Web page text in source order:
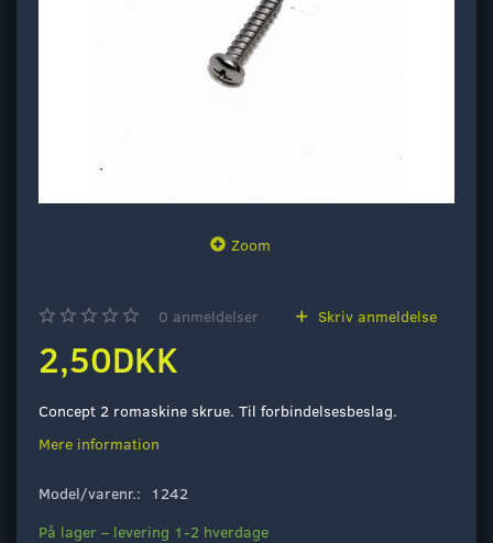
Zoom
0 anmeldelser Skriv anmeldelse
2,50DKK
Concept 2 romaskine skrue. Til forbindelsesbeslag.
Mere information
Model/varenr.:
1242
På lager – levering 1-2 hverdage